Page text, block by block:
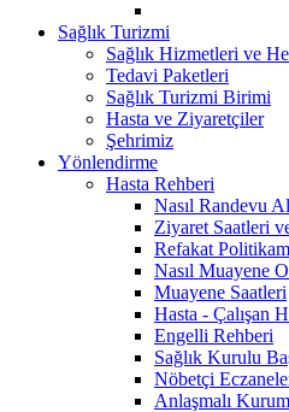
Sağlık Turizmi
Sağlık Hizmetleri ve
Tedavi Paketleri
Sağlık Turizmi Birimi
Hasta ve Ziyaretçiler
Şehrimiz
Yönlendirme
Hasta Rehberi
Nasıl Randevu
Ziyaret Saatleri
Refakat
Nasıl Muayene
Muayene Saatleri
Hasta - Çalışan
Engelli Rehberi
Sağlık Kurulu
Nöbetçi
Anlaşmalı